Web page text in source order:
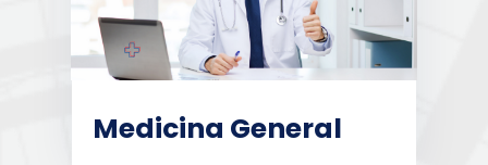
Medicina General